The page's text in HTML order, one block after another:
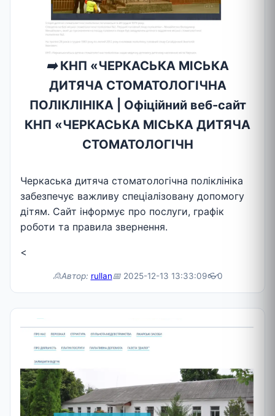
➡️КНП «ЧЕРКАСЬКА МІСЬКА
ДИТЯЧА СТОМАТОЛОГІЧНА
ПОЛІКЛІНІКА | Офіційний веб-сайт
КНП «ЧЕРКАСЬКА МІСЬКА ДИТЯЧА
СТОМАТОЛОГІЧН
Черкаська дитяча стоматологічна поліклініка
забезпечує важливу спеціалізовану допомогу
дітям. Сайт інформує про послуги, графік
роботи та правила звернення.
<
🙎Автор: rullan📅2025-12-13 13:33:09👓0